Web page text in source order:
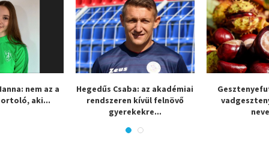
nem az a
aki...
Hegedűs Csaba: az akadémiai
rendszeren kívül felnövő
gyerekekre...